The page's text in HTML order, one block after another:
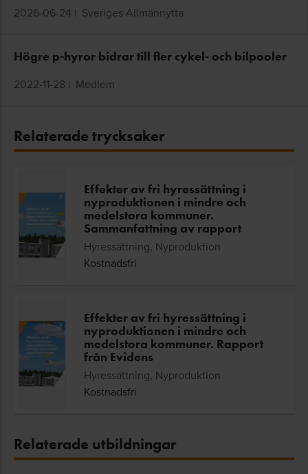
2026-06-24 | Sveriges Allmännytta
Högre p-hyror bidrar till fler cykel- och bilpooler
2022-11-28 | Medlem
Relaterade trycksaker
Effekter av fri hyressättning i
nyproduktionen i mindre och
medelstora kommuner.
Sammanfattning av rapport
Hyressättning, Nyproduktion
Kostnadsfri
Effekter av fri hyressättning i
nyproduktionen i mindre och
medelstora kommuner. Rapport
från Evidens
Hyressättning, Nyproduktion
Kostnadsfri
Relaterade utbildningar